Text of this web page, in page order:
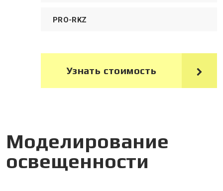
PRO-RKZ
Узнать стоимость
Моделирование
освещенности